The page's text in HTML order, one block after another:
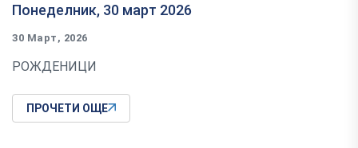
Понеделник, 30 март 2026
30 Март, 2026
РОЖДЕНИЦИ
ПРОЧЕТИ ОЩЕ